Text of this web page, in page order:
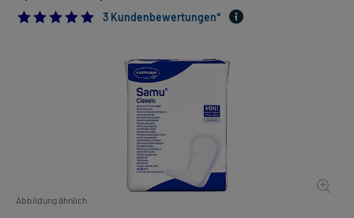
5.0
3 Kundenbewertungen*
Abbildung ähnlich